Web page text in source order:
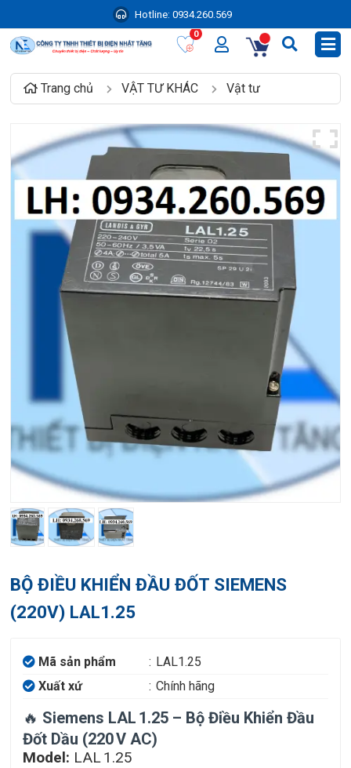
Hotline: 0934.260.569
0
Trang chủ VẬT TƯ KHÁC Vật tư
BỘ ĐIỀU KHIỂN ĐẦU ĐỐT SIEMENS
(220V) LAL1.25
Mã sản phẩm : LAL1.25
Xuất xứ
: Chính hãng
🔥 Siemens LAL 1.25 – Bộ Điều Khiển Đầu
Đốt Dầu (220 V AC)
Model: LAL 1.25